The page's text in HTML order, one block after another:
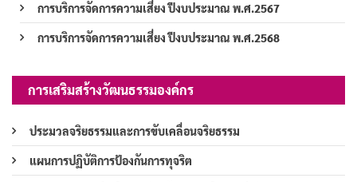
การบริการจัดการความเสี่ยง ปีงบประมาณ พ.ศ.2567
การบริการจัดการความเสี่ยง ปีงบประมาณ พ.ศ.2568
การเสริมสร้างวัฒนธรรมองค์กร
ประมวลจริยธรรมและการขับเคลื่อนจริยธรรม
แผนการปฏิบัติการป้องกันการทุจริต